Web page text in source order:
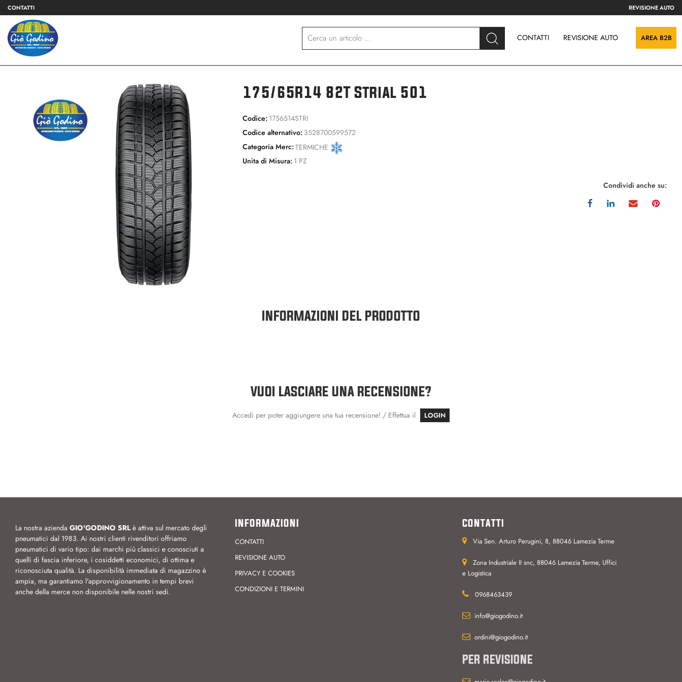
CONTATTI REVISIONE AUTO
CONTATTI REVISIONE AUTO AREA B2B
175/65R14 82T Strial 501
Codice: 1756514STRI
Codice alternativo: 3528700599572
Categoria Merc: TERMICHE
Unita di Misura: 1 PZ
Condividi anche su:
INFORMAZIONI DEL PRODOTTO
VUOI LASCIARE UNA RECENSIONE?
Accedi per poter aggiungere una tua recensione! / Effettua il LOGIN
La nostra azienda GIO'GODINO SRLè attiva sul mercato degli
pneumatici dal 1983. Ai nostri clienti rivenditori offriamo
pneumatici di vario tipo: dai marchi più classici e conosciuti a
quelli di fascia inferiore, i cosiddetti economici, di ottima e
riconosciuta qualità. La disponibilità immediata di magazzino è
ampia, ma garantiamo l'approvvigionamento in tempi brevi
anche della merce non disponibile nelle nostri sedi.
INFORMAZIONI
CONTATTI
REVISIONE AUTO
PRIVACY E COOKIES
CONDIZIONI E TERMINI
CONTATTI
Via Sen. Arturo Perugini, 8, 88046 Lamezia Terme
Zona Industriale II snc, 88046 Lamezia Terme, Uffici
e Logistica
0968463439
info@giogodino.it
ordini@giogodino.it
PER REVISIONE